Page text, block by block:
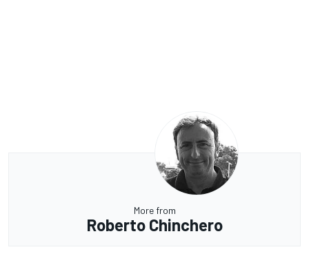
More from
Roberto Chinchero